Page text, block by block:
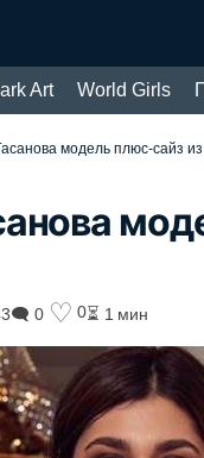
Art World Girls
модель плюс-сайз
🗨 0 ♡ 0⏳ 1 мин